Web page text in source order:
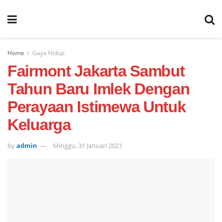
Home Gaya Hidup
Fairmont Jakarta Sambut
Tahun Baru Imlek Dengan
Perayaan Istimewa Untuk
Keluarga
byadmin Minggu, 31 Januari 2021